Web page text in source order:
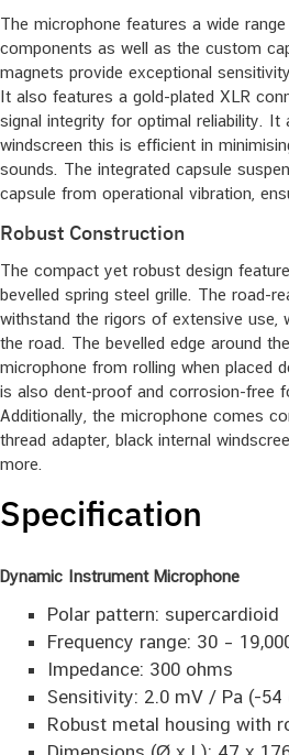
The microphone features a wide
components as well as the custom
magnets provide exceptional
It also features a gold-plated XLR
signal integrity for optimal reliability. It
windscreen this is efficient in
sounds. The integrated capsule
capsule from operational vibration,
Robust Construction
The compact yet robust design
bevelled spring steel grille. The road-
withstand the rigors of extensive use,
the road. The bevelled edge around
microphone from rolling when placed
is also dent-proof and corrosion-free
Additionally, the microphone comes
thread adapter, black internal
more.
Specification
Dynamic Instrument Microphone
Polar pattern: supercardioid
Frequency range: 30 –
Impedance: 300 ohms
Sensitivity: 2.0 mV / Pa (-54
Robust metal housing with